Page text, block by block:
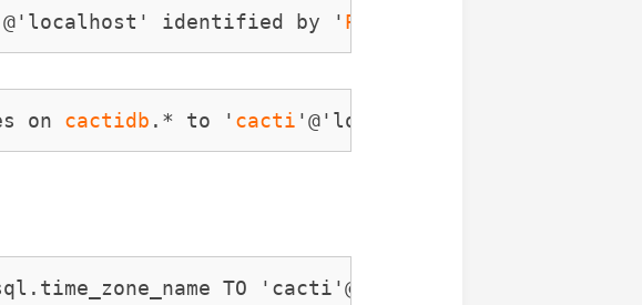
identified by ' PasswordUser
on cactidb .* to ' cacti '@'localhost';
TO 'cacti'@'localhost';